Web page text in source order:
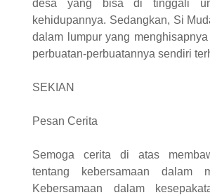
desa yang bisa di tinggali
kehidupannya. Sedangkan, Si
dalam lumpur yang
perbuatan-perbuatannya sendiri
SEKIAN
Pesan Cerita
Semoga cerita di atas
tentang kebersamaan dalam
Kebersamaan dalam